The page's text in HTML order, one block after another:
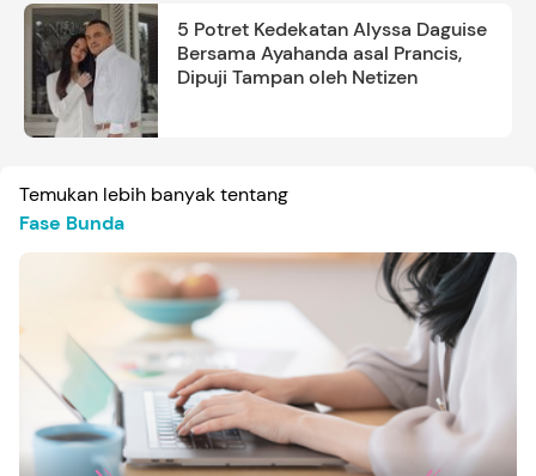
5 Potret Kedekatan Alyssa Daguise
Bersama Ayahanda asal Prancis,
Dipuji Tampan oleh Netizen
Temukan lebih banyak tentang
Fase Bunda